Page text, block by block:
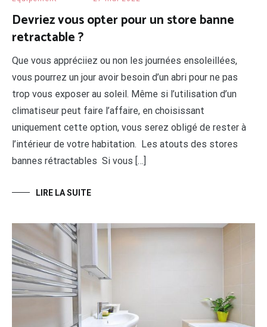
Devriez vous opter pour un store banne
retractable ?
Que vous appréciiez ou non les journées ensoleillées,
vous pourrez un jour avoir besoin d’un abri pour ne pas
trop vous exposer au soleil. Même si l’utilisation d’un
climatiseur peut faire l’affaire, en choisissant
uniquement cette option, vous serez obligé de rester à
l’intérieur de votre habitation. Les atouts des stores
bannes rétractables Si vous […]
LIRE LA SUITE